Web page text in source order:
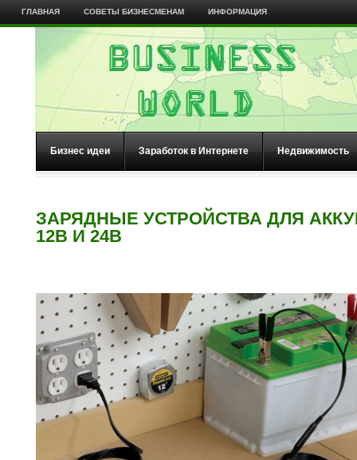
ГЛАВНАЯ СОВЕТЫ БИЗНЕСМЕНАМ ИНФОРМАЦИЯ
Бизнес идеи Заработок в Интернете Недвижимость
ЗАРЯДНЫЕ УСТРОЙСТВА ДЛЯ
12В И 24В